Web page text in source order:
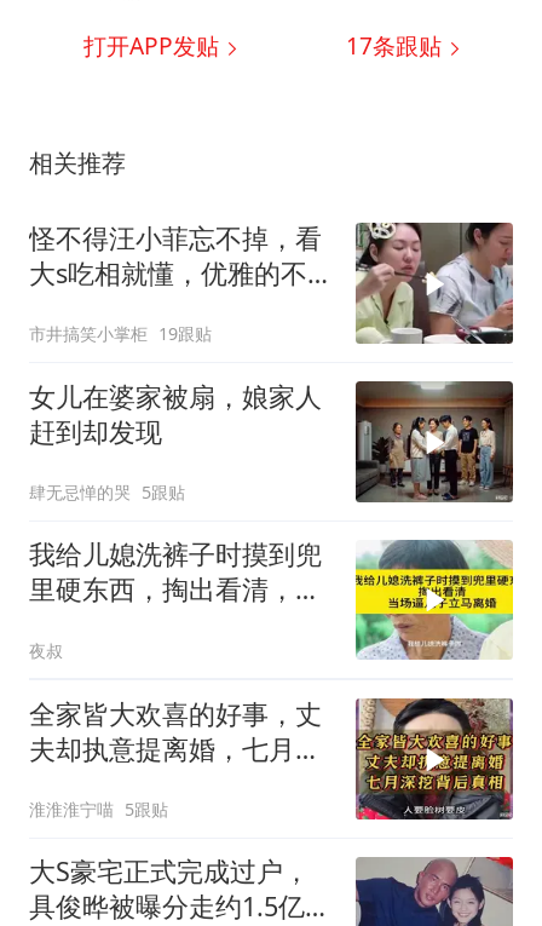
打开APP发贴 17条跟贴
相关推荐
怪不得汪小菲忘不掉，看
大s吃相就懂，优雅的不是
市井搞笑小掌柜 19跟贴
女儿在婆家被扇，娘家人
赶到却发现
肆无忌惮的哭 5跟贴
我给儿媳洗裤子时摸到兜
里硬东西，掏出看清，当
夜叔
全家皆大欢喜的好事，丈
夫却执意提离婚，七月深
淮淮淮宁喵 5跟贴
大S豪宅正式完成过户，
具俊晔被曝分走约1.5亿，